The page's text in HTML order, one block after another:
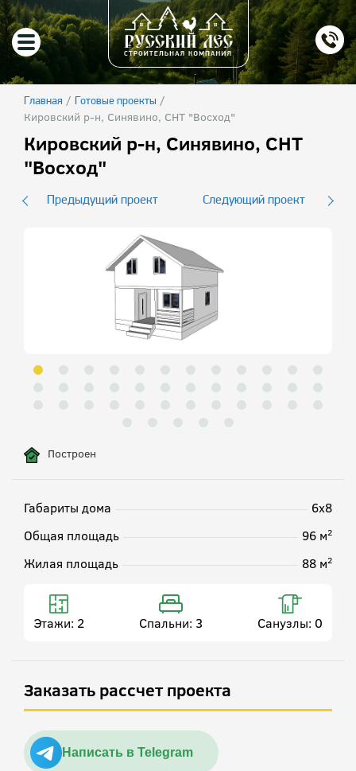
Главная / Готовые проекты /
Кировский р-н, Синявино, СНТ "Восход"
Кировский р-н, Синявино, СНТ
"Восход"
Предыдущий проект Следующий проект
Построен
Габариты дома
6х8
Общая площадь
96 м2
Жилая площадь 88 м2
Этажи: 2 Спальни: 3 Санузлы: 0
Заказать рассчет проекта
Написать в Telegram